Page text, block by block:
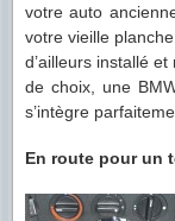
votre auto
votre vieille
d’ailleurs installé
de choix, une
s’intègre
En route pour un